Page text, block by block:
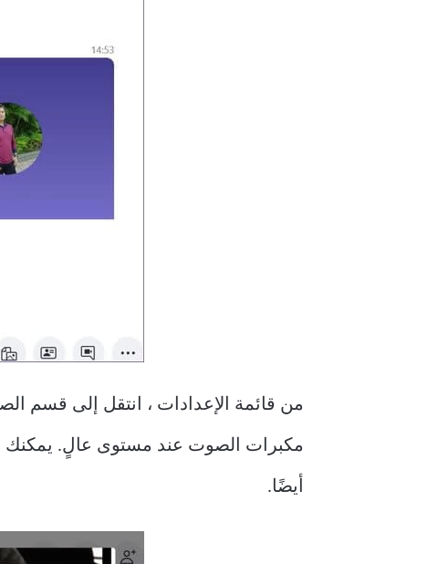
من قائمة الإعدادات ، انتقل إلى قسم
أيضًا.